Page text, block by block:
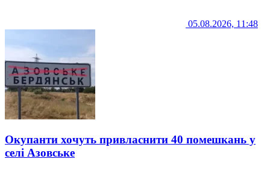
05.08.2026, 11:48
Окупанти хочуть привласнити 40 помешкань у
селі Азовське